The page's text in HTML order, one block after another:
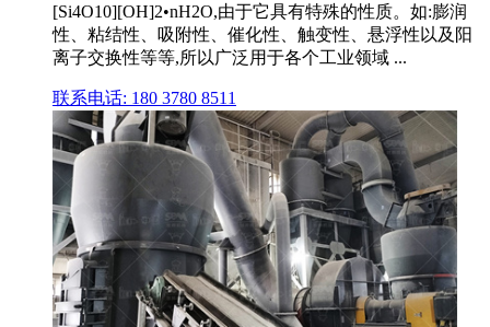
[Si4O10][OH]2•nH2O,由于它具有特殊的性质。如:膨润
性、粘结性、吸附性、催化性、触变性、悬浮性以及阳
离子交换性等等,所以广泛用于各个工业领域 ...
联系电话: 180 3780 8511